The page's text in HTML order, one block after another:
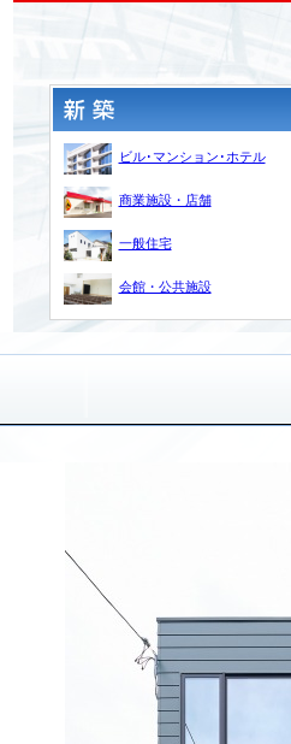
ビル･マンション･ホテル
商業施設・店舗
一般住宅
会館・公共施設